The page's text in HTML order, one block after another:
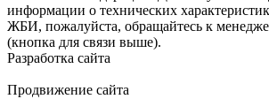
информации о технических
ЖБИ, пожалуйста, обращайтесь к
(кнопка для связи выше).
Разработка сайта
Продвижение сайта